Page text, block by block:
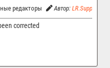
редакторы Автор: LR.Support
corrected